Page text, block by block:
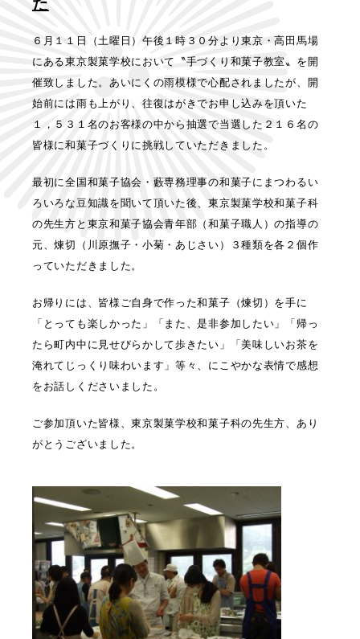
６月１１日（土曜日）午後１時３０分より東京・高田馬場
にある東京製菓学校において〝手づくり和菓子教室〟を開
催致しました。あいにくの雨模様で心配されましたが、開
始前には雨も上がり、往復はがきでお申し込みを頂いた
１，５３１名のお客様の中から抽選で当選した２１６名の
皆様に和菓子づくりに挑戦していただきました。
最初に全国和菓子協会・藪専務理事の和菓子にまつわるい
ろいろな豆知識を聞いて頂いた後、東京製菓学校和菓子科
の先生方と東京和菓子協会青年部（和菓子職人）の指導の
元、煉切（川原撫子・小菊・あじさい）３種類を各２個作
っていただきました。
お帰りには、皆様ご自身で作った和菓子（煉切）を手に
「とっても楽しかった」「また、是非参加したい」「帰っ
たら町内中に見せびらかして歩きたい」「美味しいお茶を
淹れてじっくり味わいます」等々、にこやかな表情で感想
をお話しくださいました。
ご参加頂いた皆様、東京製菓学校和菓子科の先生方、あり
がとうございました。